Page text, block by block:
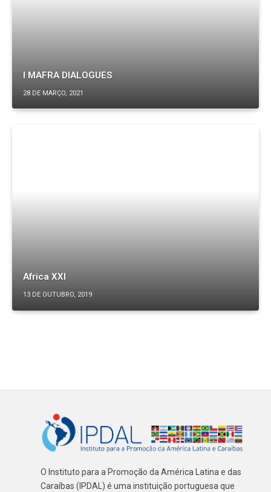
I MAFRA DIALOGUES
28 DE MARÇO, 2021
Africa XXI
13 DE OUTUBRO, 2019
O Instituto para a Promoção da América Latina e das
Caraíbas (IPDAL) é uma instituição portuguesa que